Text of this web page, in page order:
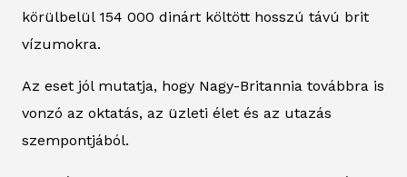
körülbelül 154 000 dinárt költött hosszú távú brit
vízumokra.
Az eset jól mutatja, hogy Nagy-Britannia továbbra is
vonzó az oktatás, az üzleti élet és az utazás
szempontjából.